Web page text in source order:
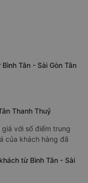
Tân - Sài Gòn Tân
Thanh Thuỷ
với số điểm trung
của khách hàng đã
từ Bình Tân - Sài